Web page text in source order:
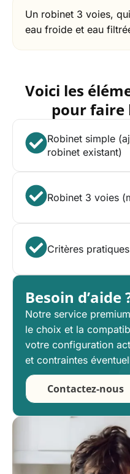
Un robinet 3 voies,
eau froide et eau
Voici les
pour faire
Robinet simple
robinet existant)
Robinet 3 voies
Critères
Besoin d’aide
Notre service
le choix et la
votre configuration
et contraintes
Contactez-nous